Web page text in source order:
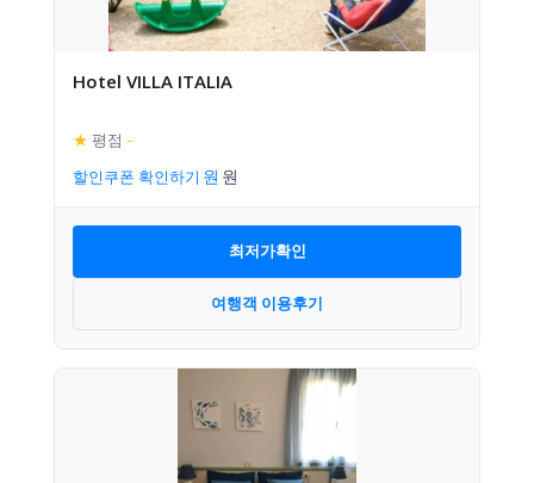
Hotel VILLA ITALIA
★ 평점 –
할인쿠폰 확인하기
최저가확인
여행객 이용후기